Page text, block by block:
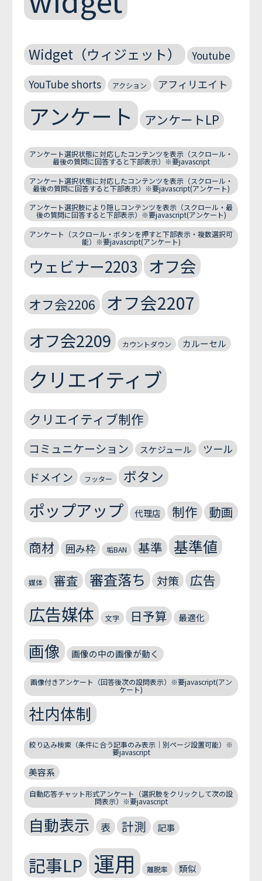
Widget（ウィジェット）
Youtube
YouTube shorts
アクション アフィリエイト
アンケート アンケートLP
アンケート選択状態に対応したコンテンツを表示（スクロール・
最後の質問に回答すると下部表示）※要javascript
アンケート選択状態に対応したコンテンツを表示（スクロール・
最後の質問に回答すると下部表示）※要javascript(アンケート)
アンケート選択肢により隠しコンテンツを表示（スクロール・最
後の質問に回答すると下部表示）※要javascript(アンケート)
アンケート（スクロール・ボタンを押すと下部表示・複数選択可
能）※要javascript(アンケート)
ウェビナー2203 オフ会
オフ会2206 オフ会2207
オフ会2209 カウントダウン カルーセル
クリエイティブ
クリエイティブ制作
コミュニケーション スケジュール ツール
ドメイン フッター ボタン
ポップアップ 代理店 制作 動画
商材 囲み枠 垢BAN 基準 基準値
媒体 審査 審査落ち 対策 広告
広告媒体 文字 日予算 最適化
画像 画像の中の画像が動く
画像付きアンケート（回答後次の設問表示）※要javascript(アン
ケート)
社内体制
絞り込み検索（条件に合う記事のみ表示｜別ページ設置可能）※
要javascript
美容系
自動応答チャット形式アンケート（選択肢をクリックして次の設
問表示）※要javascript
自動表示 表 計測 記事
記事LP 運用 離脱率 類似